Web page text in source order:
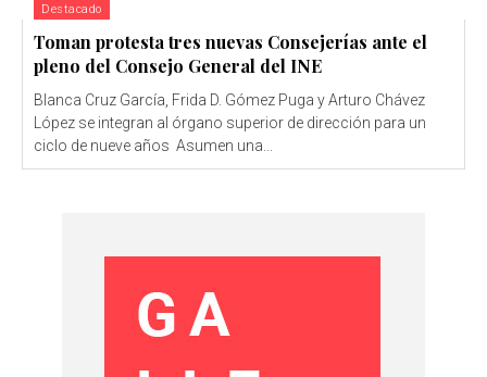
Destacado
Toman protesta tres nuevas Consejerías ante el
pleno del Consejo General del INE
Blanca Cruz García, Frida D. Gómez Puga y Arturo Chávez
López se integran al órgano superior de dirección para un
ciclo de nueve años Asumen una...